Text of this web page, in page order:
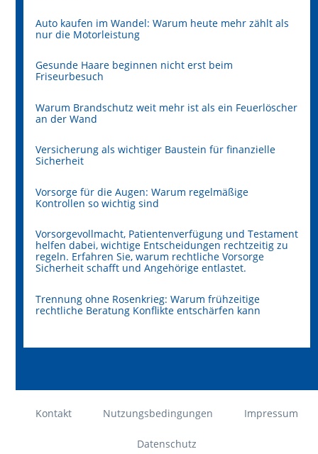
Auto kaufen im Wandel: Warum heute mehr zählt als
nur die Motorleistung
Gesunde Haare beginnen nicht erst beim
Friseurbesuch
Warum Brandschutz weit mehr ist als ein Feuerlöscher
an der Wand
Versicherung als wichtiger Baustein für finanzielle
Sicherheit
Vorsorge für die Augen: Warum regelmäßige
Kontrollen so wichtig sind
Vorsorgevollmacht, Patientenverfügung und Testament
helfen dabei, wichtige Entscheidungen rechtzeitig zu
regeln. Erfahren Sie, warum rechtliche Vorsorge
Sicherheit schafft und Angehörige entlastet.
Trennung ohne Rosenkrieg: Warum frühzeitige
rechtliche Beratung Konflikte entschärfen kann
Kontakt Nutzungsbedingungen Impressum
Datenschutz